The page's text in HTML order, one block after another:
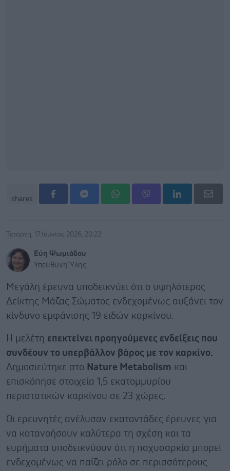
shares
Τετάρτη, 17 Ιουνίου 2026, 20:22
Εύη Ψωμιάδου
Υπεύθυνη Ύλης
Μεγάλη έρευνα υποδεικνύει ότι ο υψηλότερος
Δείκτης Μάζας Σώματος ενδεχομένως αυξάνει τον
κίνδυνο εμφάνισης 19 ειδών καρκίνου.
Η μελέτη επεκτείνει προηγούμενες ενδείξεις που
συνδέουν το υπερβάλλον βάρος με τον καρκίνο.
Δημοσιεύτηκε στο Nature Metabolism και
επισκόπησε στοιχεία 1,5 εκατομμυρίου
περιστατικών καρκίνου σε 23 χώρες.
Οι ερευνητές ανέλυσαν εκατοντάδες έρευνες για
να κατανοήσουν καλύτερα τη σχέση και τα
ευρήματα υποδεικνύουν ότι η παχυσαρκία μπορεί
ενδεχομένως να παίζει ρόλο σε περισσότερους